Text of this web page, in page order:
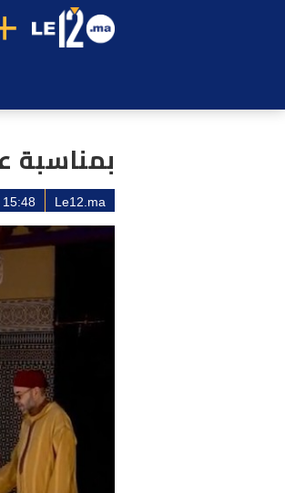
بمناسبة
Le12.ma 15:48 - 27 مايو 2026